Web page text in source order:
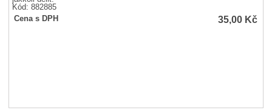
Kód: 882885
Cena s DPH
35,00 Kč